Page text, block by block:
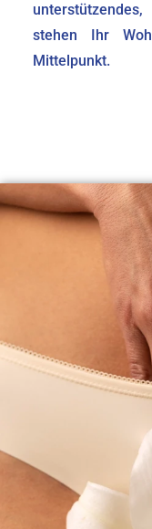
stehen Ihr
Mittelpunkt.